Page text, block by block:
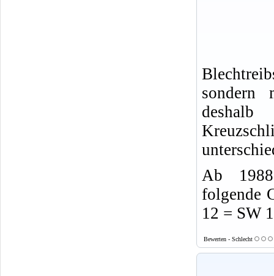
sondern
Ab
folgende
12 = SW
Bewerten - Schlecht